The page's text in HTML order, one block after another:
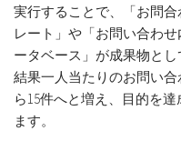
実行することで、「お問
レート」や「お問い合わ
ータベース」が成果物と
結果一人当たりのお問い
ら15件へと増え、目的を
ます。